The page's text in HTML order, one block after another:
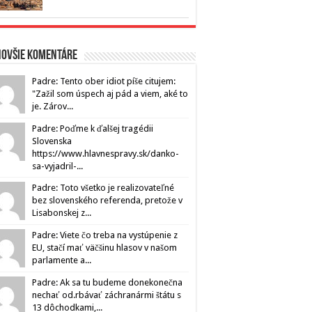
komentáre
Padre: Tento ober idiot píše citujem:
"Zažil som úspech aj pád a viem, aké to
je. Zárov...
Padre: Poďme k ďalšej tragédii
Slovenska
https://www.hlavnespravy.sk/danko-
sa-vyjadril-...
Padre: Toto všetko je realizovateľné
bez slovenského referenda, pretože v
Lisabonskej z...
Padre: Viete čo treba na vystúpenie z
EU, stačí mať väčšinu hlasov v našom
parlamente a...
Padre: Ak sa tu budeme donekonečna
nechať od.rbávať záchranármi štátu s
13 dôchodkami,...